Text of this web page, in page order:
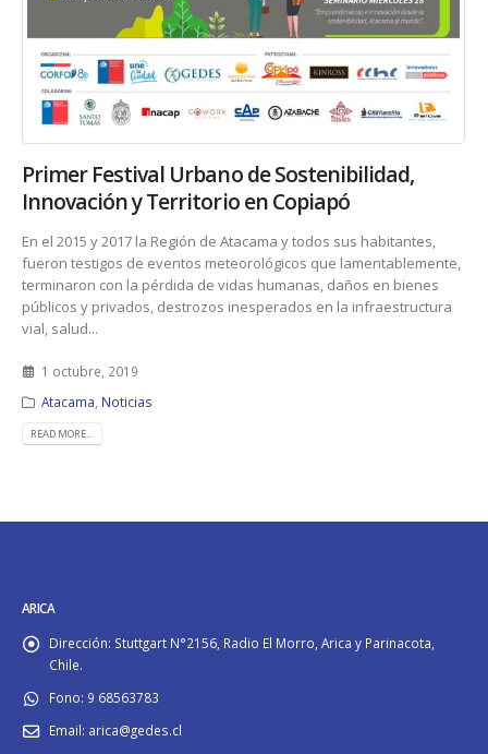
Primer Festival Urbano de Sostenibilidad,
Innovación y Territorio en Copiapó
En el 2015 y 2017 la Región de Atacama y todos sus habitantes,
fueron testigos de eventos meteorológicos que lamentablemente,
terminaron con la pérdida de vidas humanas, daños en bienes
públicos y privados, destrozos inesperados en la infraestructura
vial, salud...
1 octubre, 2019
Atacama Noticias
READ MORE...
ARICA
Dirección: Stuttgart N°2156, Radio El Morro, Arica y Parinacota,
Chile.
Fono: 9 68563783
Email: arica@gedes.cl